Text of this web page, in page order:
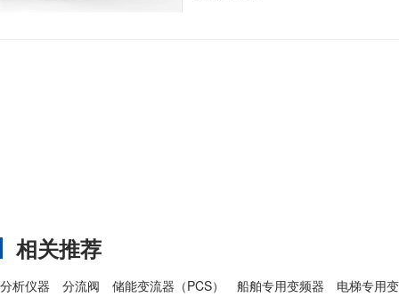
相关推荐
分析仪器 分流阀 储能变流器（PCS） 船舶专用变频器
电梯专用